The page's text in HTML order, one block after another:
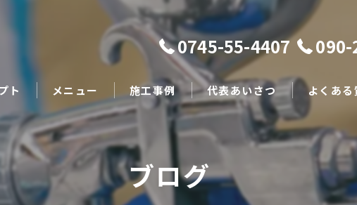
0745-55-4407
ト メニュー 施工事例 代表あいさつ よくある
ブログ